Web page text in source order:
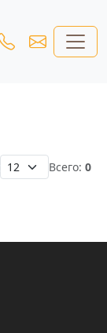
Всего: 0